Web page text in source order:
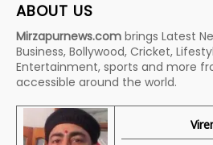
ABOUT US
Mirzapurnews.com brings Latest
Business, Bollywood, Cricket,
Entertainment, sports and more
accessible around the world.